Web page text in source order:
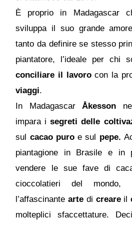
È proprio in Madagascar
sviluppa il suo grande
tanto da definire se stesso
piantatore, l’ideale per chi
conciliare il lavorocon la
viaggi.
In MadagascarÅkesson
impara isegreti delle
sul cacao puroe sul pepe.
piantagione in Brasile e in
vendere le sue fave di
cioccolatieri del mondo,
l’affascinantearte di creareil
molteplici sfaccettature.